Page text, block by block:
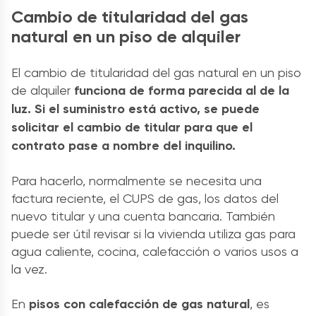
Cambio de titularidad del gas
natural en un piso de alquiler
El cambio de titularidad del gas natural en un piso
de alquiler funciona de forma parecida al de la
luz. Si el suministro está activo, se puede
solicitar el cambio de titular para que el
contrato pase a nombre del inquilino.
Para hacerlo, normalmente se necesita una
factura reciente, el CUPS de gas, los datos del
nuevo titular y una cuenta bancaria. También
puede ser útil revisar si la vivienda utiliza gas para
agua caliente, cocina, calefacción o varios usos a
la vez.
En pisos con calefacción de gas natural, es